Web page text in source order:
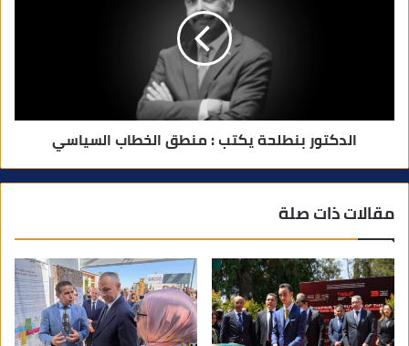
الدكتور بنطلحة يكتب : منطق الخطاب السياسي
مقالات ذات صلة